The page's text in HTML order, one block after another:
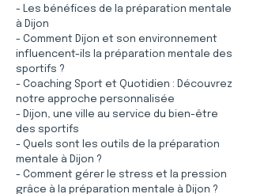
- Les bénéfices de la préparation mentale
à Dijon
- Comment Dijon et son environnement
influencent-ils la préparation mentale des
sportifs ?
- Coaching Sport et Quotidien : Découvrez
notre approche personnalisée
- Dijon, une ville au service du bien-être
des sportifs
- Quels sont les outils de la préparation
mentale à Dijon ?
- Comment gérer le stress et la pression
grâce à la préparation mentale à Dijon ?